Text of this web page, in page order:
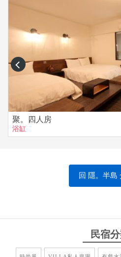
prev
聚。四人房
浴缸
回 隱。半島
民宿